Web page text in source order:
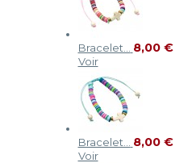
Bracelet... 8,00 €
Voir
Bracelet... 8,00 €
Voir